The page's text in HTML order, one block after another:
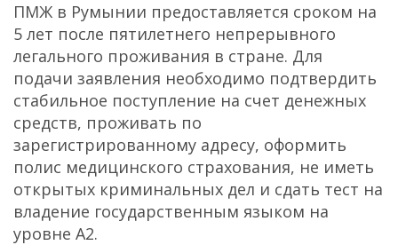
ПМЖ в Румынии предоставляется сроком на
5 лет после пятилетнего непрерывного
легального проживания в стране. Для
подачи заявления необходимо подтвердить
стабильное поступление на счет денежных
средств, проживать по
зарегистрированному адресу, оформить
полис медицинского страхования, не иметь
открытых криминальных дел и сдать тест на
владение государственным языком на
уровне А2.